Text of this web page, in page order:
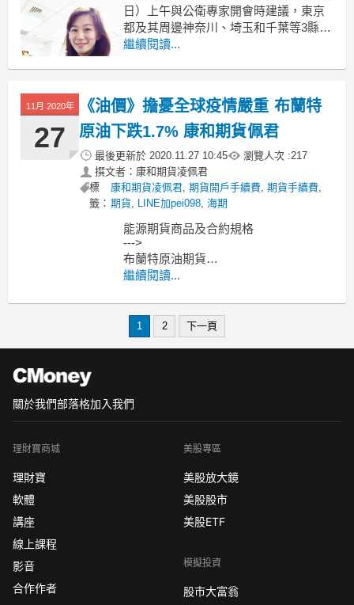
日）上午與公衛專家開會時建議，東京
都及其周邊神奈川、埼玉和千葉等3縣的
緊急狀態，延長兩周到3月21日為止。緊
等專家同意後，政府疫情小組會正式宣
告。日相菅義偉今天（周五）稍晚將舉
行記者會
繼續閱讀...
11月 2020年
27
《油價》擔憂全球疫情嚴重 布蘭特
原油下跌1.7% 康和期貨佩君
最後更新於 2020.11.27 10:45 瀏覽人次 :217
撰文者：康和期貨凌佩君
標
籤：
康和期貨凌佩君, 期貨開戶手續費, 期貨手續費,
期貨, LINE加pei098, 海期
能源期貨商品及合約規格
--->
布蘭特原油期貨
--->
-----------------------------------------------------
--
繼續閱讀...
1 2 下一頁
關於我們部落格加入我們
理財寶商城
理財寶
軟體
講座
線上課程
影音
合作作者
美股專區
美股放大鏡
美股股市
美股ETF
模擬投資
股市大富翁